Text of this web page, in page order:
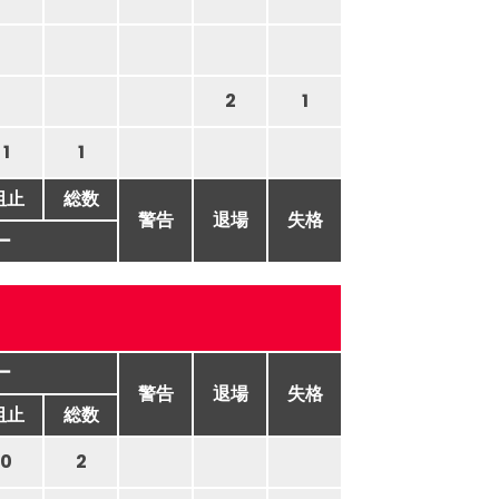
2
1
1
1
止
総数
警告
退場
失格
警告
退場
失格
止
総数
0
2